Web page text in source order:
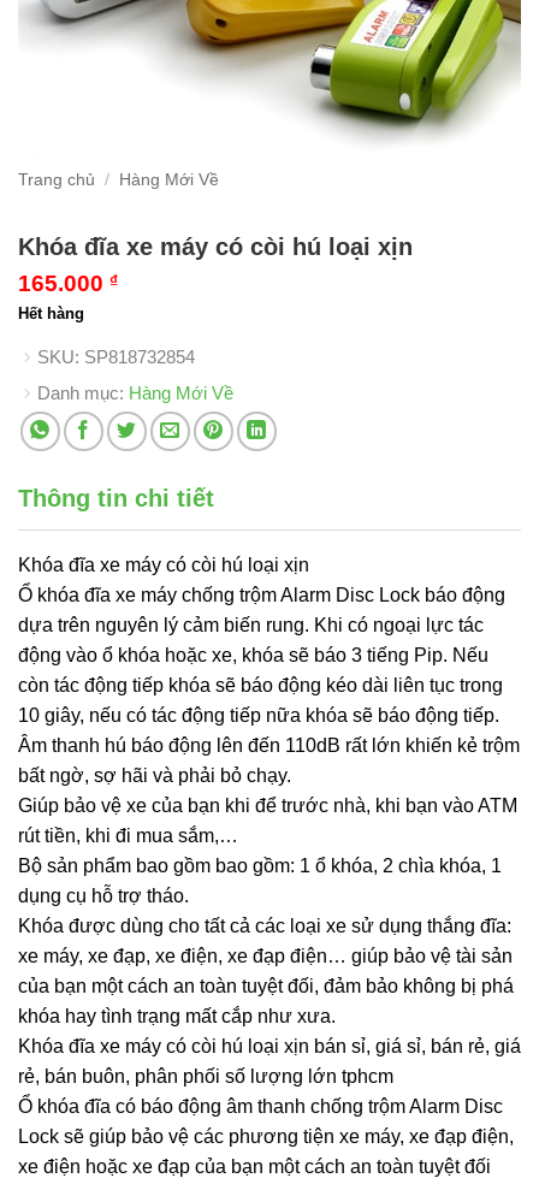
Trang chủ / Hàng Mới Về
Khóa đĩa xe máy có còi hú loại xịn
165.000 ₫
Hết hàng
SKU: SP818732854
Danh mục: Hàng Mới Về
Thông tin chi tiết
Khóa đĩa xe máy có còi hú loại xịn
Ổ khóa đĩa xe máy chống trộm Alarm Disc Lock báo động
dựa trên nguyên lý cảm biến rung. Khi có ngoại lực tác
động vào ổ khóa hoặc xe, khóa sẽ báo 3 tiếng Pip. Nếu
còn tác động tiếp khóa sẽ báo động kéo dài liên tục trong
10 giây, nếu có tác động tiếp nữa khóa sẽ báo động tiếp.
Âm thanh hú báo động lên đến 110dB rất lớn khiến kẻ trộm
bất ngờ, sợ hãi và phải bỏ chạy.
Giúp bảo vệ xe của bạn khi để trước nhà, khi bạn vào ATM
rút tiền, khi đi mua sắm,…
Bộ sản phẩm bao gồm bao gồm: 1 ổ khóa, 2 chìa khóa, 1
dụng cụ hỗ trợ tháo.
Khóa được dùng cho tất cả các loại xe sử dụng thắng đĩa:
xe máy, xe đạp, xe điện, xe đạp điện… giúp bảo vệ tài sản
của bạn một cách an toàn tuyệt đối, đảm bảo không bị phá
khóa hay tình trạng mất cắp như xưa.
Khóa đĩa xe máy có còi hú loại xịn bán sỉ, giá sỉ, bán rẻ, giá
rẻ, bán buôn, phân phối số lượng lớn tphcm
Ổ khóa đĩa có báo động âm thanh chống trộm Alarm Disc
Lock sẽ giúp bảo vệ các phương tiện xe máy, xe đạp điện,
xe điện hoặc xe đạp của bạn một cách an toàn tuyệt đối